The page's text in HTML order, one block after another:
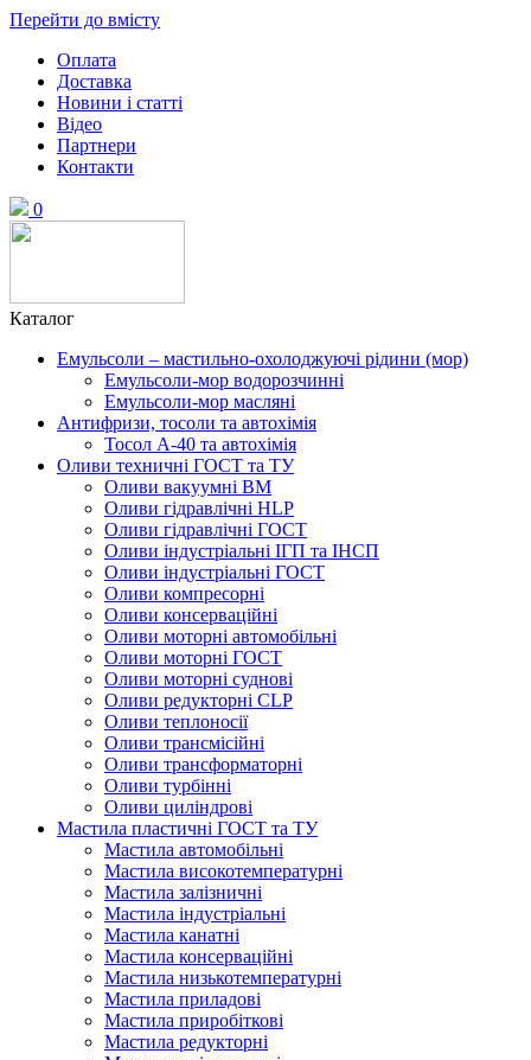
Перейти до вмісту
Оплата
Доставка
Новини і статті
Відео
Партнери
Контакти
0
Каталог
Емульсоли – мастильно-охолоджуючі рідини (мор)
Емульсоли-мор водорозчинні
Емульсоли-мор масляні
Антифризи, тосоли та автохімія
Тосол А-40 та автохімія
Оливи техничні ГОСТ та ТУ
Оливи вакуумні ВМ
Оливи гідравлічні HLP
Оливи гідравлічні ГОСТ
Оливи індустріальні ІГП та ІНСП
Оливи індустріальні ГОСТ
Оливи компресорні
Оливи консерваційні
Оливи моторні автомобільні
Оливи моторні ГОСТ
Оливи моторні суднові
Оливи редукторні CLP
Оливи теплоносії
Оливи трансмісійні
Оливи трансформаторні
Оливи турбінні
Оливи циліндрові
Мастила пластичні ГОСТ та ТУ
Мастила автомобільні
Мастила високотемпературні
Мастила залізничні
Мастила індустріальні
Мастила канатні
Мастила консерваційні
Мастила низькотемпературні
Мастила приладові
Мастила приробіткові
Мастила редукторні